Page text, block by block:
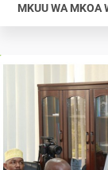
MKUU WA MKOA